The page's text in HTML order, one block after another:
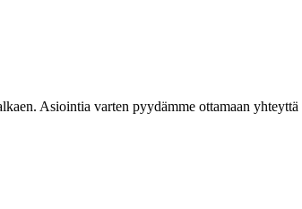
Asiointia varten pyydämme ottamaan